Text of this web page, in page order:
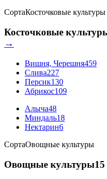
СортаКосточковые культуры
Косточковые
→
Вишня, Черешня459
Слива227
Персик130
Абрикос109
Алыча48
Миндаль18
Нектарин6
СортаОвощные культуры
Овощные культуры